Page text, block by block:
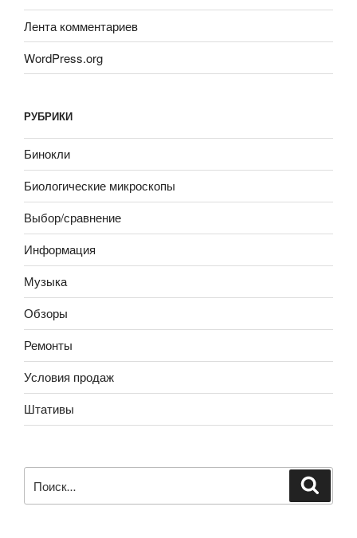
Лента комментариев
WordPress.org
РУБРИКИ
Бинокли
Биологические микроскопы
Выбор/сравнение
Информация
Музыка
Обзоры
Ремонты
Условия продаж
Штативы